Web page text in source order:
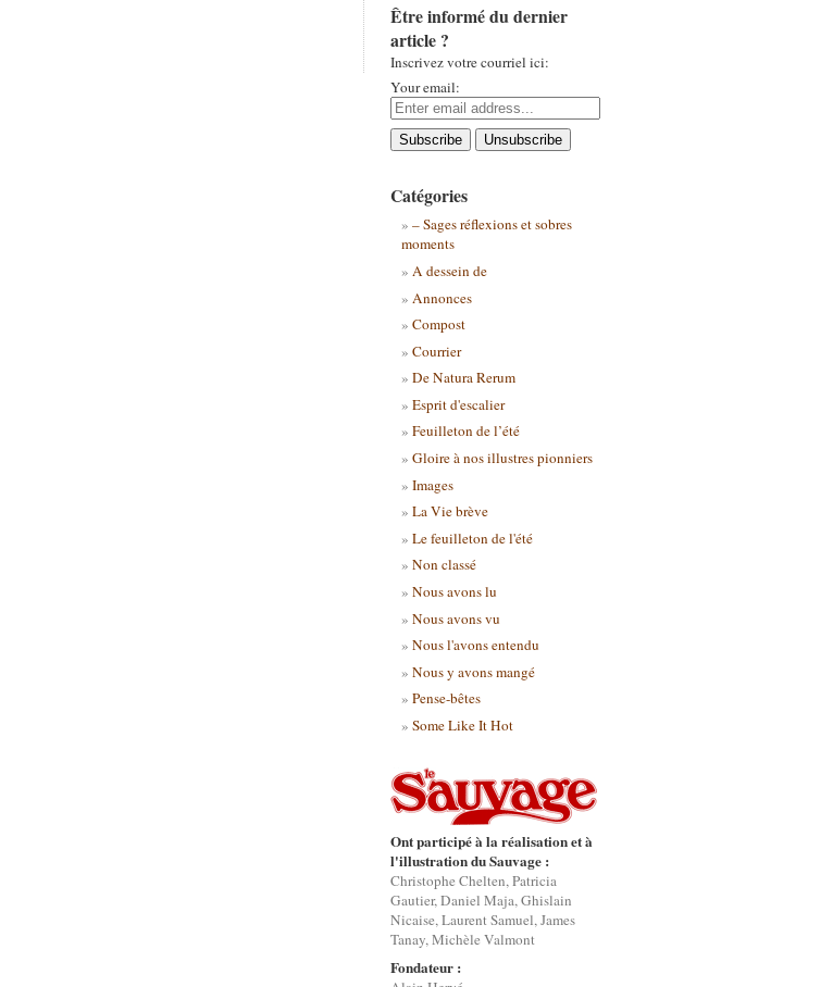
Être informé du dernier
article ?
Inscrivez votre courriel ici:
Your email:
Catégories
– Sages réflexions et sobres
moments
A dessein de
Annonces
Compost
Courrier
De Natura Rerum
Esprit d'escalier
Feuilleton de l’été
Gloire à nos illustres pionniers
Images
La Vie brève
Le feuilleton de l'été
Non classé
Nous avons lu
Nous avons vu
Nous l'avons entendu
Nous y avons mangé
Pense-bêtes
Some Like It Hot
Ont participé à la réalisation et à
l'illustration du Sauvage :
Christophe Chelten, Patricia
Gautier, Daniel Maja, Ghislain
Nicaise, Laurent Samuel, James
Tanay, Michèle Valmont
Fondateur :